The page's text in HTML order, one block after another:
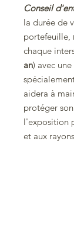
Conseil
la durée de
portefeuille,
chaque
an) avec
aidera à
protéger
l'exposition
et aux